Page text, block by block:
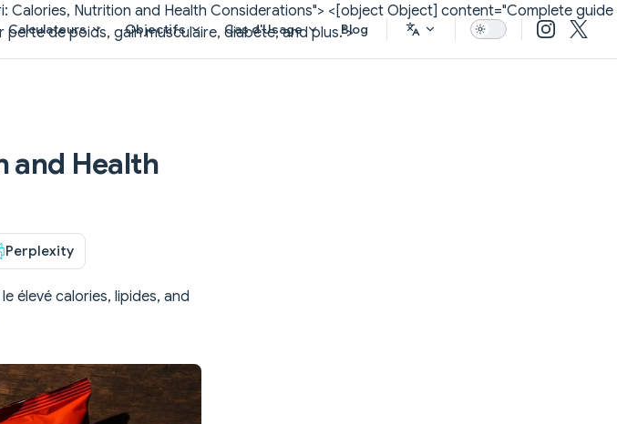
Calories, Nutrition and Health Considerations"> <[object Object] content="Complete guide
de poids, gain musculaire, diabète, and plus.">
Calculateurs Objectifs Cas d'Usage Blog
and Health
Perplexity
élevé calories, lipides, and